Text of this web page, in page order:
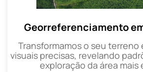
Georreferenciamento
Transformamos o seu terreno
visuais precisas, revelando
exploração da área mais